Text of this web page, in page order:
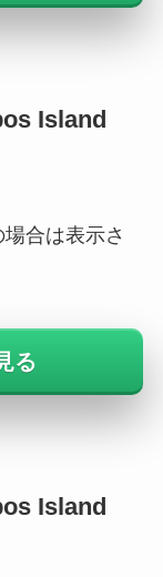
Island
合は表示さ
る
Island